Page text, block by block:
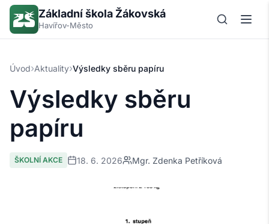
Základní škola Žákovská
Havířov-Město
Úvod›Aktuality›Výsledky sběru papíru
Výsledky sběru
papíru
ŠKOLNÍ AKCE 18. 6. 2026 Mgr. Zdenka Petříková